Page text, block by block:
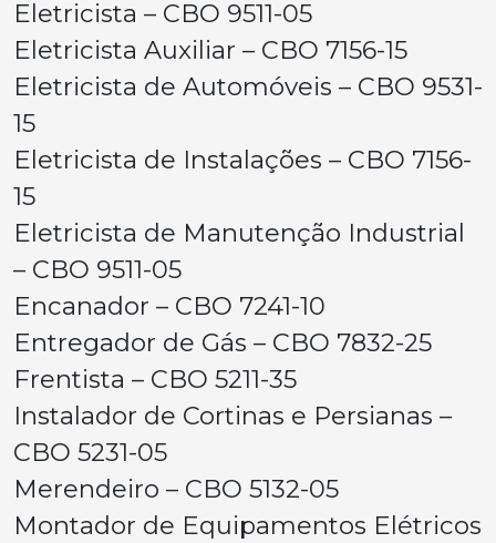
Eletricista – CBO 9511-05
Eletricista Auxiliar – CBO 7156-15
Eletricista de Automóveis – CBO 9531-
15
Eletricista de Instalações – CBO 7156-
15
Eletricista de Manutenção Industrial
– CBO 9511-05
Encanador – CBO 7241-10
Entregador de Gás – CBO 7832-25
Frentista – CBO 5211-35
Instalador de Cortinas e Persianas –
CBO 5231-05
Merendeiro – CBO 5132-05
Montador de Equipamentos Elétricos